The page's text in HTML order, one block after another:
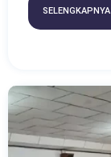
SELENGKAPNYA